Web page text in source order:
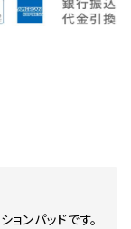
ンパッドです。